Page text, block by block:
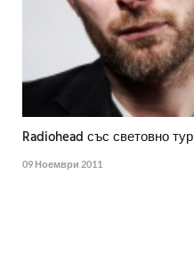
Radiohead със световно
09 Ноември 2011